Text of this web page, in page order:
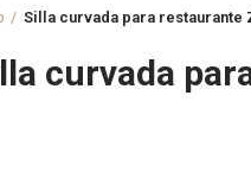
Silla curvada para restaurante
curvada